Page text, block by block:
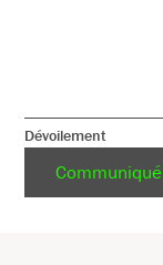
Dévoilement
Communiqué